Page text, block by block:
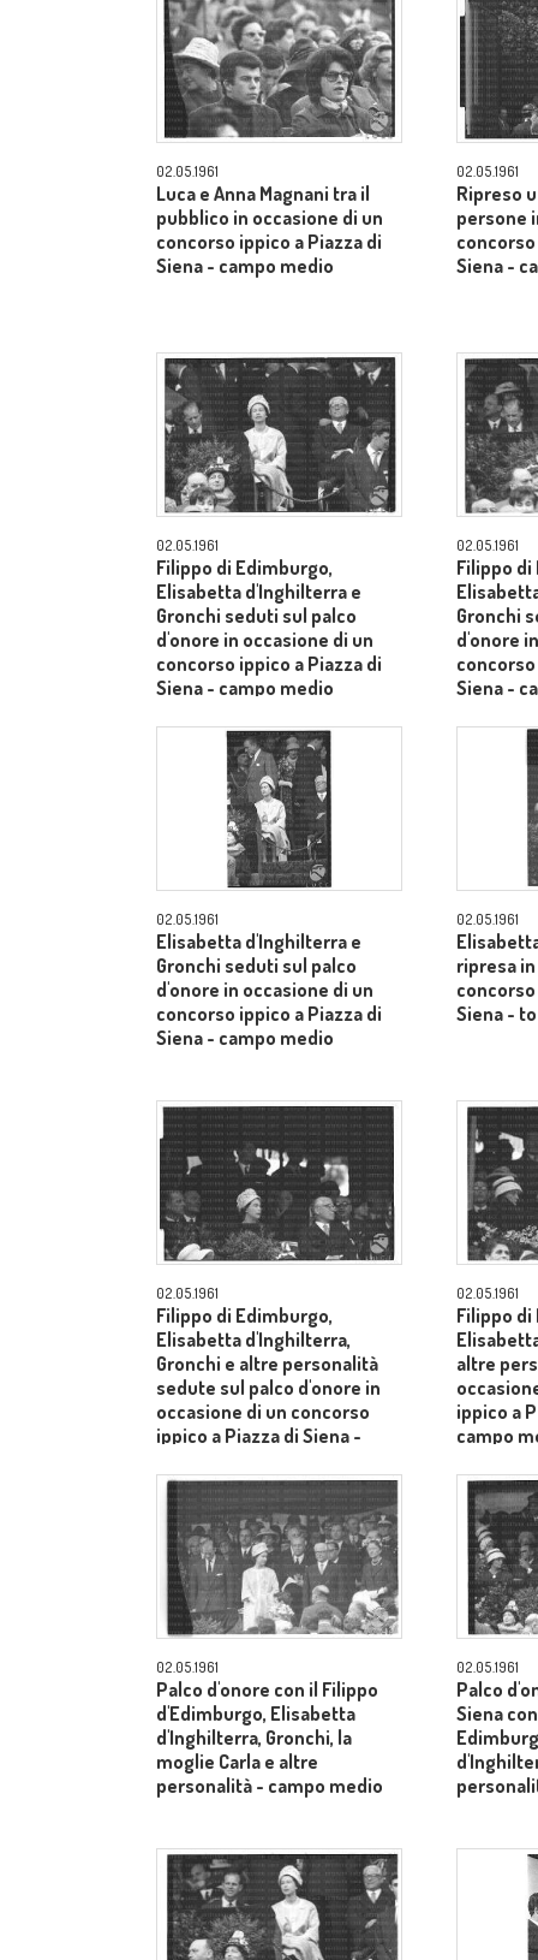
02.05.1961
Luca e Anna Magnani tra il
pubblico in occasione di un
concorso ippico a Piazza di
Siena - campo medio
02.05.1961
Ripreso
persone
Siena -
02.05.1961
Filippo di Edimburgo,
Elisabetta d'Inghilterra e
Gronchi seduti sul palco
d'onore in occasione di un
concorso ippico a Piazza di
Siena - campo medio
02.05.1961
Filippo di
Gronchi
d'onore
Siena -
02.05.1961
Elisabetta d'Inghilterra e
Gronchi seduti sul palco
d'onore in occasione di un
concorso ippico a Piazza di
Siena - campo medio
02.05.1961
ripresa
Siena -
02.05.1961
Filippo di Edimburgo,
Elisabetta d'Inghilterra,
Gronchi e altre personalità
sedute sul palco d'onore in
occasione di un concorso
ippico a Piazza di Siena -
02.05.1961
Filippo di
altre
ippico a
campo
02.05.1961
Palco d'onore con il Filippo
d'Edimburgo, Elisabetta
d'Inghilterra, Gronchi, la
moglie Carla e altre
personalità - campo medio
02.05.1961
Palco
Siena